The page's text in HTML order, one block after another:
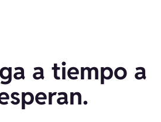
a tiempo a